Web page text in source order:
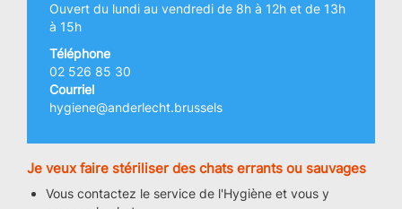
Ouvert du lundi au vendredi de 8h à 12h et de 13h
à 15h
Téléphone
02 526 85 30
Courriel
hygiene@anderlecht.brussels
Je veux faire stériliser des chats errants ou sauvages
Vous contactez le service de l'Hygiène et vous y